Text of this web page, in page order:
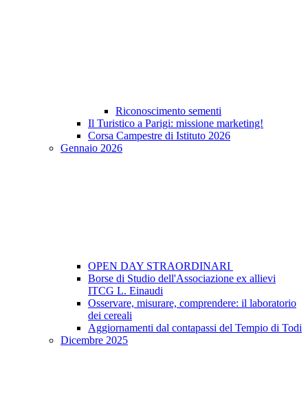
Riconoscimento sementi
Il Turistico a Parigi: missione marketing!
Corsa Campestre di Istituto 2026
Gennaio 2026
OPEN DAY STRAORDINARI
Borse di Studio dell'Associazione ex allievi
ITCG L. Einaudi
Osservare, misurare, comprendere: il laboratorio
dei cereali
Aggiornamenti dal contapassi del Tempio di Todi
Dicembre 2025